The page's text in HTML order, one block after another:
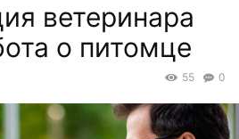
ветеринара
о питомце
0
55